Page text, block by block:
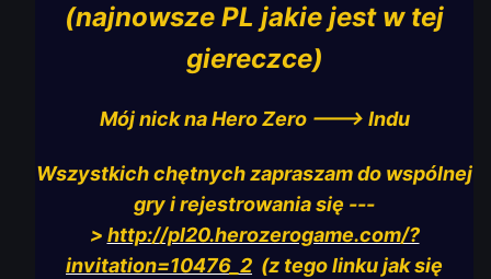
(najnowsze PL jakie jest w tej
giereczce)
Mój nick na Hero Zero ---> Indu
Wszystkich chętnych zapraszam do wspólnej
gry i rejestrowania się ---
> http://pl20.herozerogame.com/?
invitation=10476_2 (z tego linku jak się